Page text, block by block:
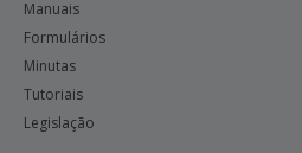
Manuais
Formulários
Minutas
Tutoriais
Legislação